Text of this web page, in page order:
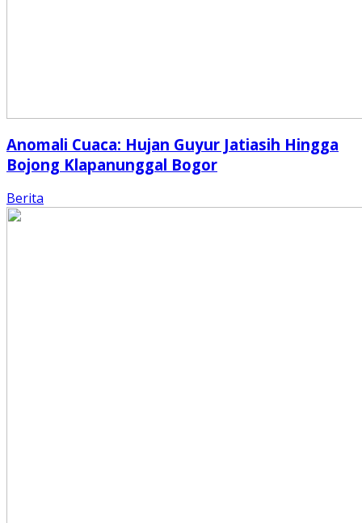
Anomali Cuaca: Hujan Guyur Jatiasih Hingga
Bojong Klapanunggal Bogor
Berita